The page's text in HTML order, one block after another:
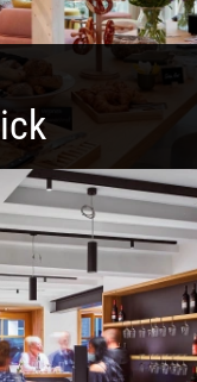
in Bad Tölz